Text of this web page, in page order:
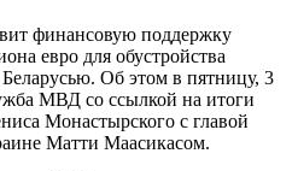
финансовую поддержку
евро для обустройства
Об этом в пятницу, 3
МВД со ссылкой на итоги
Монастырского с главой
Матти Маасикасом.